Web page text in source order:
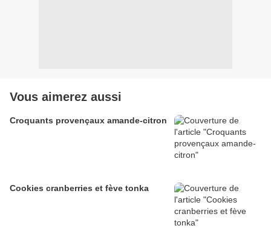
Vous aimerez aussi
Croquants provençaux amande-citron
Cookies cranberries et fève tonka